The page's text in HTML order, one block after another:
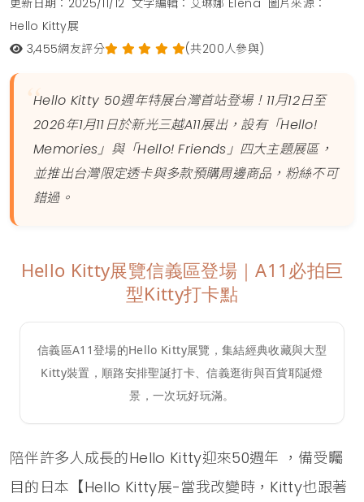
更新日期：2025/11/12 文字編輯：艾琳娜 Elena 圖片來源：
Hello Kitty展
3,455網友評分 (共200人參與)
Hello Kitty 50週年特展台灣首站登場！11月12日至
2026年1月11日於新光三越A11展出，設有「Hello!
Memories」與「Hello! Friends」四大主題展區，
並推出台灣限定透卡與多款預購周邊商品，粉絲不可
錯過。
Hello Kitty展覽信義區登場｜A11必拍巨
型Kitty打卡點
信義區A11登場的Hello Kitty展覽，集結經典收藏與大型
Kitty裝置，順路安排聖誕打卡、信義逛街與百貨耶誕燈
景，一次玩好玩滿。
陪伴許多人成長的Hello Kitty迎來50週年 ，備受矚
目的日本【Hello Kitty展-當我改變時，Kitty也跟著